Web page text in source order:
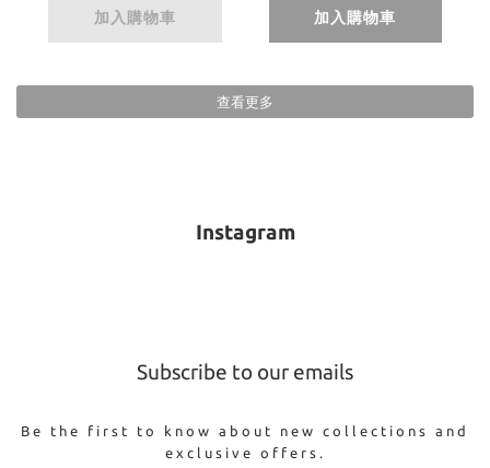
加入購物車 加入購物車
查看更多
Instagram
Subscribe to our emails
Be the first to know about new collections and
exclusive offers.